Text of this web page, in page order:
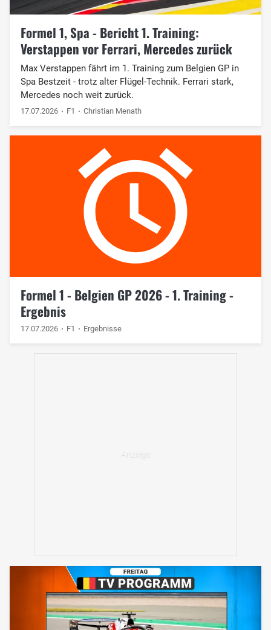
Formel 1, Spa - Bericht 1. Training:
Verstappen vor Ferrari, Mercedes zurück
Max Verstappen fährt im 1. Training zum Belgien GP in
Spa Bestzeit - trotz alter Flügel-Technik. Ferrari stark,
Mercedes noch weit zurück.
17.07.2026 F1 Christian Menath
Formel 1 - Belgien GP 2026 - 1. Training -
Ergebnis
17.07.2026 F1 Ergebnisse